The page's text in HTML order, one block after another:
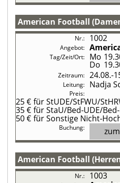
American Football
1002
Mo
Do
24.08.-
Nadja
25 € für StUDE/StFWU/
35 € für StaU/Bed-UDE/
50 € für Sonstige Nicht-
American Football
1003